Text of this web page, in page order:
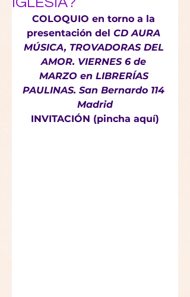
COLOQUIO en torno a la
presentación del CD AURA
MÚSICA, TROVADORAS DEL
AMOR. VIERNES 6 de
MARZO en LIBRERÍAS
PAULINAS. San Bernardo 114
Madrid
INVITACIÓN (pincha aquí)